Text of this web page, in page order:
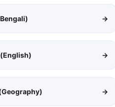
(Bengali) →
(English) →
→